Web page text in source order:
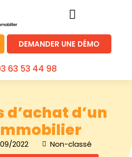
DEMANDER UNE DÉMO
63 53 44 98
d’achat d’un
2022 Non-classé